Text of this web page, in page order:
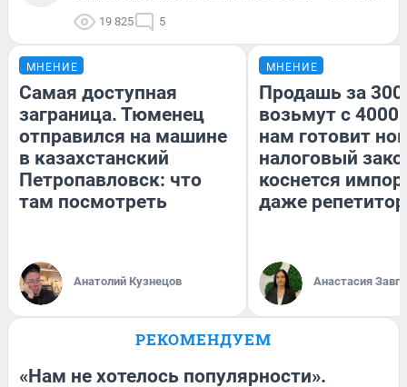
19 825 5
МНЕНИЕ
Самая доступная
заграница. Тюменец
отправился на машине
в казахстанский
Петропавловск: что
там посмотреть
Анатолий Кузнецов
МНЕНИЕ
Продашь за
возьмут с
нам готовит
налоговый
коснется
даже
Анастасия
РЕКОМЕНДУЕМ
«Нам не хотелось популярности».